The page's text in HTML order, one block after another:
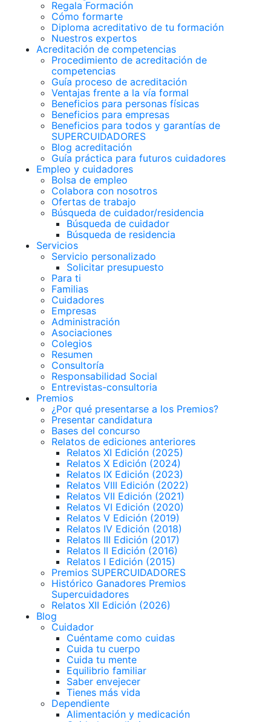
Regala Formación
Cómo formarte
Diploma acreditativo de tu formación
Nuestros expertos
Acreditación de competencias
Procedimiento de acreditación de
competencias
Guía proceso de acreditación
Ventajas frente a la vía formal
Beneficios para personas físicas
Beneficios para empresas
Beneficios para todos y garantías de
SUPERCUIDADORES
Blog acreditación
Guía práctica para futuros cuidadores
Empleo y cuidadores
Bolsa de empleo
Colabora con nosotros
Ofertas de trabajo
Búsqueda de cuidador/residencia
Búsqueda de cuidador
Búsqueda de residencia
Servicios
Servicio personalizado
Solicitar presupuesto
Para ti
Familias
Cuidadores
Empresas
Administración
Asociaciones
Colegios
Resumen
Consultoría
Responsabilidad Social
Entrevistas-consultoria
Premios
¿Por qué presentarse a los Premios?
Presentar candidatura
Bases del concurso
Relatos de ediciones anteriores
Relatos XI Edición (2025)
Relatos X Edición (2024)
Relatos IX Edición (2023)
Relatos VIII Edición (2022)
Relatos VII Edición (2021)
Relatos VI Edición (2020)
Relatos V Edición (2019)
Relatos IV Edición (2018)
Relatos III Edición (2017)
Relatos II Edición (2016)
Relatos I Edición (2015)
Premios SUPERCUIDADORES
Histórico Ganadores Premios
Supercuidadores
Relatos XII Edición (2026)
Blog
Cuidador
Cuéntame como cuidas
Cuida tu cuerpo
Cuida tu mente
Equilibrio familiar
Saber envejecer
Tienes más vida
Dependiente
Alimentación y medicación